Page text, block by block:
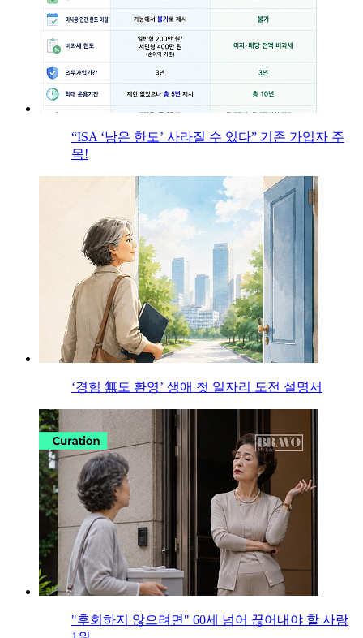
“ISA ‘남은 한도’ 사라질 수 있다” 기존 가입자 주
목!
‘경험 無도 환영’ 생애 첫 일자리 도전 설명서
"후회하지 않으려면" 60세 넘어 끊어내야 할 사람